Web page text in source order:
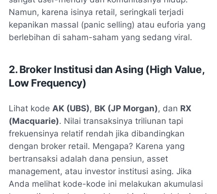
Namun, karena isinya retail, seringkali terjadi
kepanikan massal (panic selling) atau euforia yang
berlebihan di saham-saham yang sedang viral.
2. Broker Institusi dan Asing (High Value,
Low Frequency)
Lihat kode AK (UBS), BK (JP Morgan), dan RX
(Macquarie). Nilai transaksinya triliunan tapi
frekuensinya relatif rendah jika dibandingkan
dengan broker retail. Mengapa? Karena yang
bertransaksi adalah dana pensiun, asset
management, atau investor institusi asing. Jika
Anda melihat kode-kode ini melakukan akumulasi